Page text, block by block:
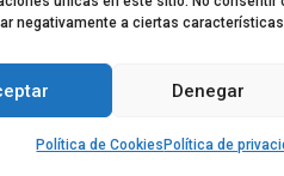
negativamente a ciertas
Denegar
Política de Cookies Política de